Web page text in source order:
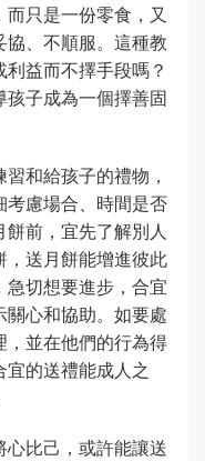
只是一份零食，又
、不順服。這種教
益而不擇手段嗎？
子成為一個擇善固
和給孩子的禮物，
考慮場合、時間是否
前，宜先了解別人
，送月餅能增進彼此
切想要進步，合宜
心和協助。如要處
並在他們的行為得
的送禮能成人之
比己，或許能讓送